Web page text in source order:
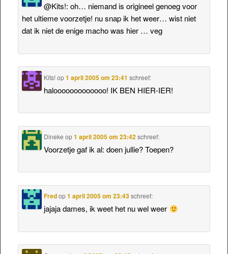
@Kits!: oh… niemand is origineel genoeg voor
het ultieme voorzetje! nu snap ik het weer… wist niet
dat ik niet de enige macho was hier … veg
Kits! op1 april 2005 om 23:41 schreef:
halooooooooooooo! IK BEN HIER-IER!
Dineke op1 april 2005 om 23:42 schreef:
Voorzetje gaf ik al: doen jullie? Toepen?
Fredop1 april 2005 om 23:43 schreef:
jajaja dames, ik weet het nu wel weer